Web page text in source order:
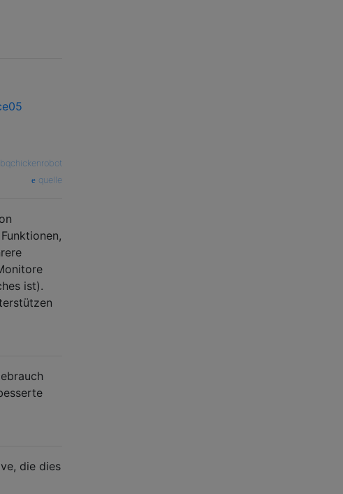
quelle
ist).
die dies